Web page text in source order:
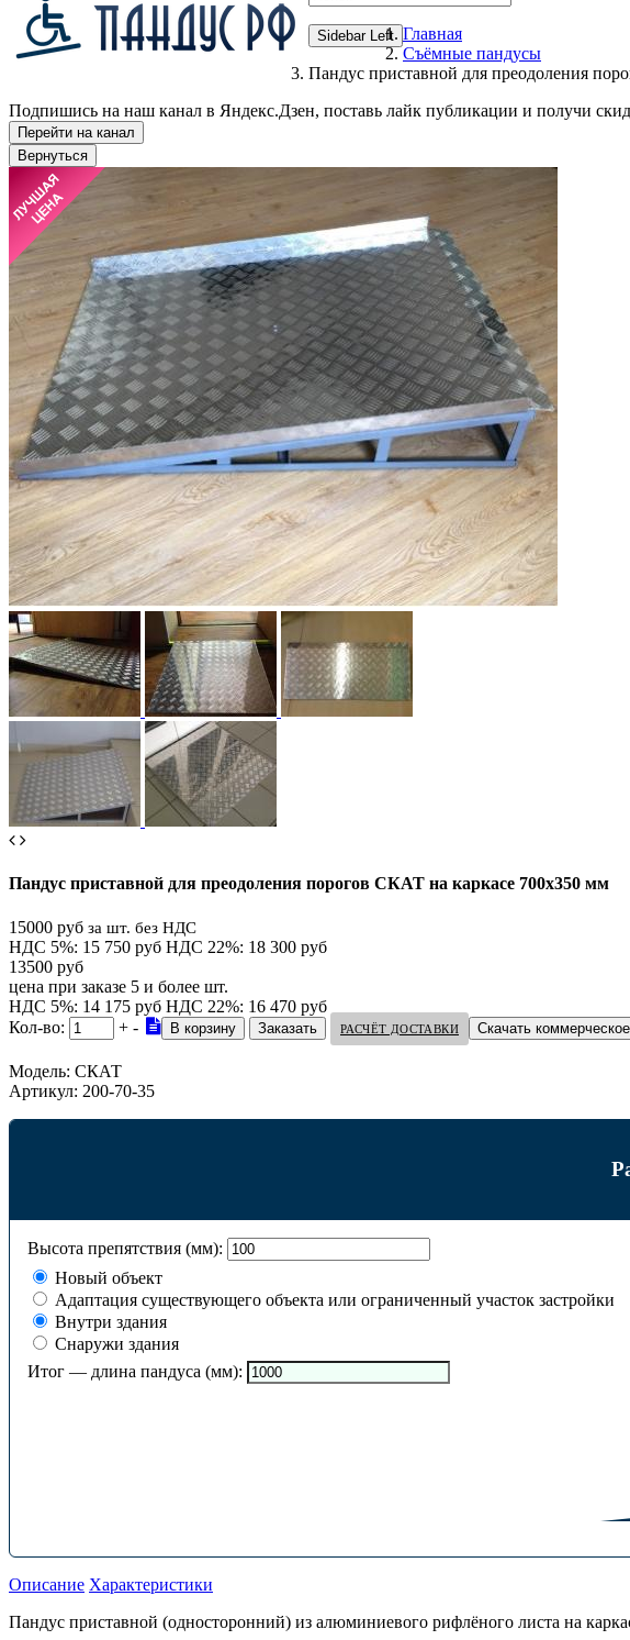
Sidebar Left Главная
Съёмные пандусы
Пандус приставной для преодоления
Подпишись на наш канал в Яндекс.Дзен, поставь лайк публикации и получи
Пандус приставной для преодоления порогов СКАТ на каркасе 700х350 мм
15000 руб за шт. без НДС
НДС 5%: 15 750 руб НДС 22%: 18 300 руб
13500 руб
цена при заказе 5 и более шт.
НДС 5%: 14 175 руб НДС 22%: 16 470 руб
Кол-во:
+ - РАСЧЁТ ДОСТАВКИ Скачать
Модель: СКАТ
Артикул: 200-70-35
Высота препятствия (мм):
Новый объект
Адаптация существующего объекта или ограниченный участок застройки
Внутри здания
Снаружи здания
Итог — длина пандуса (мм):
Описание Характеристики
Пандус приставной (односторонний) из алюминиевого рифлёного листа на